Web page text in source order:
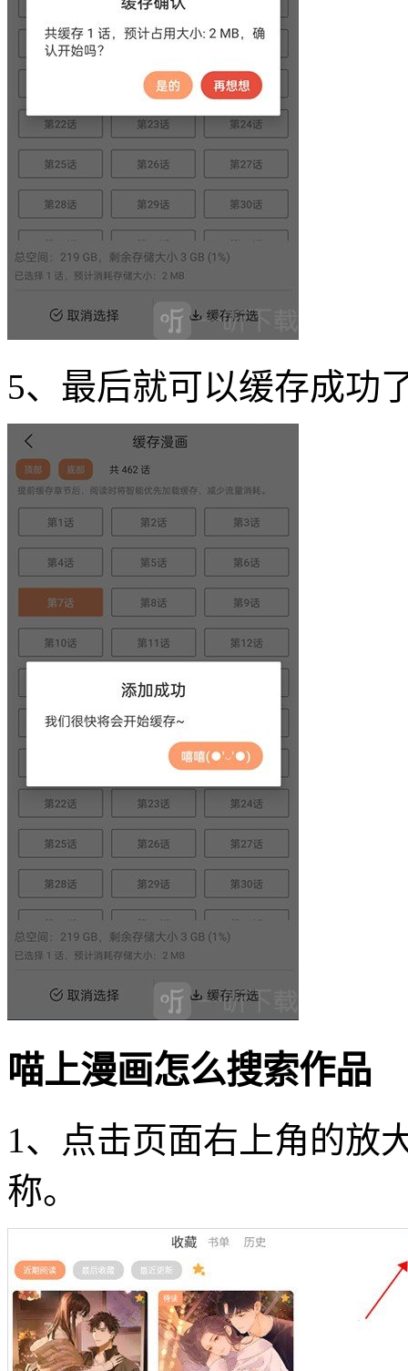
5、最后就可以缓存成功
喵上漫画怎么搜索作品
1、点击页面右上角的放
称。